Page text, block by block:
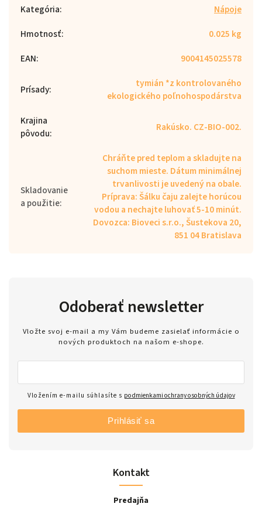
Kategória:
Nápoje
Hmotnosť:
0.025 kg
EAN: 9004145025578
Prísady:
tymián *z kontrolovaného
ekologického poľnohospodárstva
Krajina
pôvodu: Rakúsko. CZ-BIO-002.
Skladovanie
a použitie:
Chráňte pred teplom a skladujte na
suchom mieste. Dátum minimálnej
trvanlivosti je uvedený na obale.
Príprava: Šálku čaju zalejte horúcou
vodou a nechajte luhovať 5-10 minút.
Dovozca: Bioveci s.r.o., Šustekova 20,
851 04 Bratislava
Kontakt
Predajňa
Odoberať newsletter
Vložte svoj e-mail a my Vám budeme zasielať informácie o
nových produktoch na našom e-shope.
Vložením e-mailu súhlasíte s podmienkami ochrany osobných údajov
Prihlásiť sa